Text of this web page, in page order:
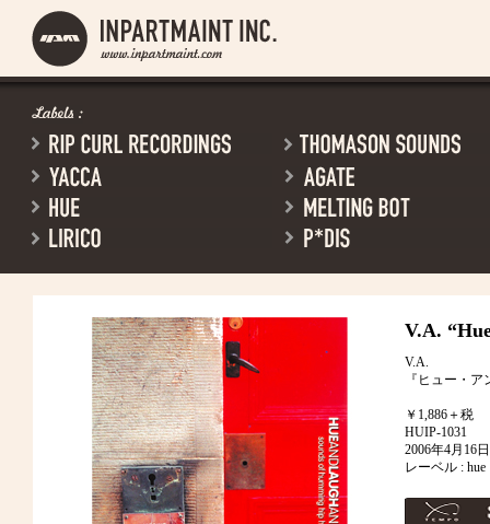
V.A.
V.A.
『ヒュー・
￥1,886＋税
HUIP-1031
2006年4月16
レーベル : hue